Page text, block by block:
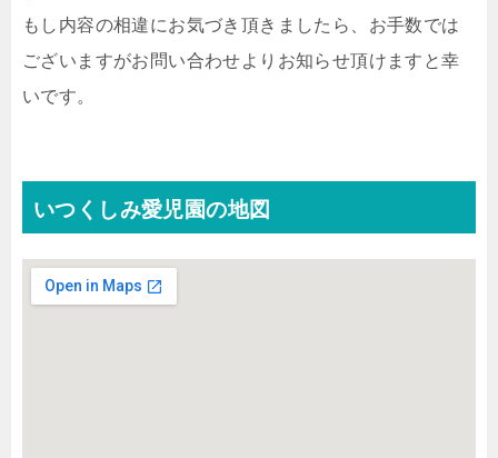
もし内容の相違にお気づき頂きましたら、お手数では
ございますがお問い合わせよりお知らせ頂けますと幸
いです。
いつくしみ愛児園の地図